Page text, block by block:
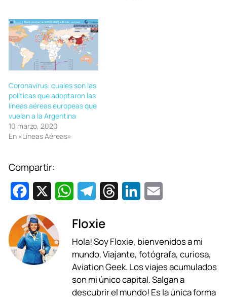
Coronavirus: cuales son las
políticas que adoptaron las
líneas aéreas europeas que
vuelan a la Argentina
10 marzo, 2020
En «Líneas Aéreas»
Compartir:
c
e
b
W
a
t
s
A
l
e
g
r
e
a
d
k
e
d
i
l
Floxie
Hola! Soy Floxie, bienvenidos a mi
mundo. Viajante, fotógrafa, curiosa,
Aviation Geek. Los viajes acumulados
son mi único capital. Salgan a
descubrir el mundo! Es la única forma